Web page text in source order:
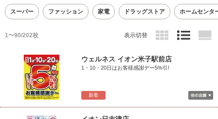
スーパー ファッション 家電 ドラッグストア ホームセンタ
1〜90/202枚 表示切替
新着
ウェルネス イオン米子駅前店
1・10・20日はお客様感謝デー5%引!